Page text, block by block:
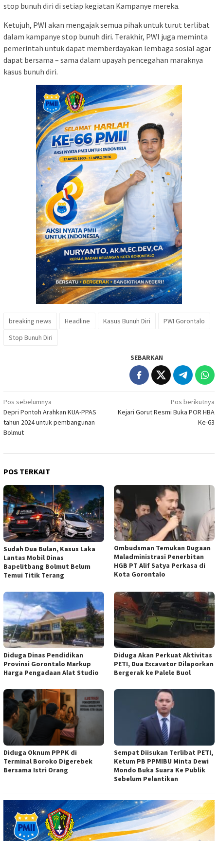
stop bunuh diri di setiap kegiatan Kampanye mereka.
Ketujuh, PWI akan mengajak semua pihak untuk turut terlibat
dalam kampanye stop bunuh diri. Terakhir, PWI juga meminta
pemerintah untuk dapat memberdayakan lembaga sosial agar
dapat bersama – sama dalam upayah pencegahan maraknya
kasus bunuh diri.
breaking news Headline Kasus Bunuh Diri
PWI Gorontalo
Stop Bunuh Diri
SEBARKAN
Navigasi
pos
Pos sebelumnya
Depri Pontoh Arahkan KUA-PPAS
tahun 2024 untuk pembangunan
Bolmut
Pos berikutnya
Kejari Gorut Resmi Buka POR HBA
Ke-63
POS TERKAIT
Sudah Dua Bulan, Kasus Laka
Lantas Mobil Dinas
Bapelitbang Bolmut Belum
Temui Titik Terang
Ombudsman Temukan Dugaan
Maladministrasi Penerbitan
HGB PT Alif Satya Perkasa di
Kota Gorontalo
Diduga Dinas Pendidikan
Provinsi Gorontalo Markup
Harga Pengadaan Alat Studio
Diduga Akan Perkuat Aktivitas
PETI, Dua Excavator Dilaporkan
Bergerak ke Palele Buol
Diduga Oknum PPPK di
Terminal Boroko Digerebek
Bersama Istri Orang
Sempat Diisukan Terlibat PETI,
Ketum PB PPMIBU Minta Dewi
Mondo Buka Suara Ke Publik
Sebelum Pelantikan